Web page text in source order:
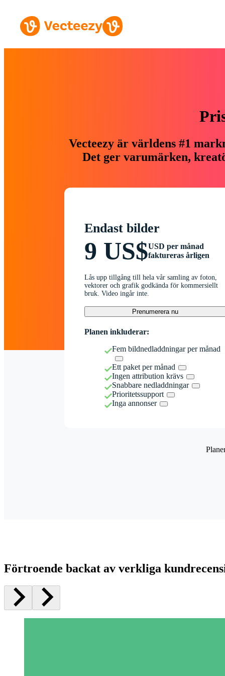
Vecteezy är världens #1
Det ger varumärken,
Endast bilder
9 US$USD per månad
faktureras årligen
Lås upp tillgång till hela vår samling av foton,
vektorer och grafik godkända för kommersiellt
bruk. Video ingår inte.
Prenumerera nu
Planen inkluderar:
Fem bildnedladdningar per månad
Ett paket per månad
Ingen attribution krävs
Snabbare nedladdningar
Prioritetssupport
Inga annonser
Förtroende backat av verkliga